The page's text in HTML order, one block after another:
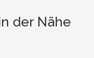
der Nähe